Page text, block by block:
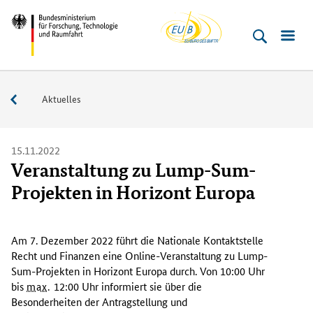
Direkt
zum
Inhalt
(Eingabetaste)
Direkt
zum
Hauptmenu
(Eingabetaste)
Direkt
zur
Suche
(Eingabetaste)
Direkt
zur
Fußleiste
(Enter)
Bundesministerium
Technologie
Buero
Service
Aktuelles
15.11.2022
Veranstaltung zu Lump-Sum-
Projekten in Horizont Europa
n
d
i
e
s
Am 7. Dezember 2022 führt die Nationale Kontaktstelle
Recht und Finanzen eine Online-Veranstaltung zu Lump-
Sum-Projekten in Horizont Europa durch. Von 10:00 Uhr
bis max. 12:00 Uhr informiert sie über die
Besonderheiten der Antragstellung und